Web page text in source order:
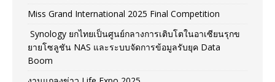
Miss Grand International 2025 Final Competition
Synology ยกไทยเป็นศูนย์กลางการเติบโตในอาเซียนรุกข
ยายโซลูชัน NAS และระบบจัดการข้อมูลรับยุค Data
Boom